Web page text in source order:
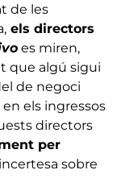
de les
els directors
es miren,
que algú sigui
de negoci
els ingressos
directors
per
sobre